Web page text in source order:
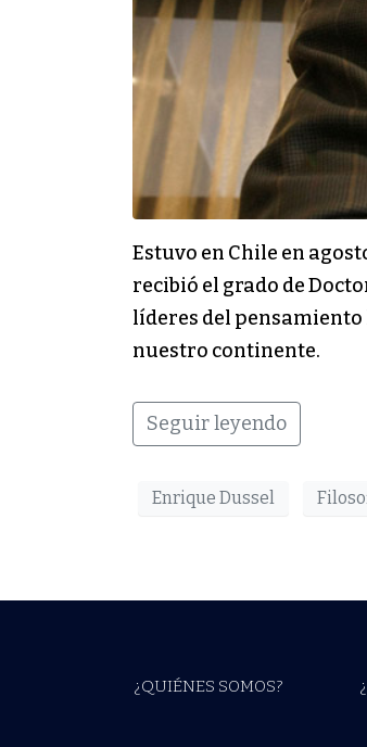
Estuvo en Chile en
recibió el grado de
líderes del
nuestro continente.
Seguir leyendo
Enrique Dussel
¿QUIÉNES SOMOS?